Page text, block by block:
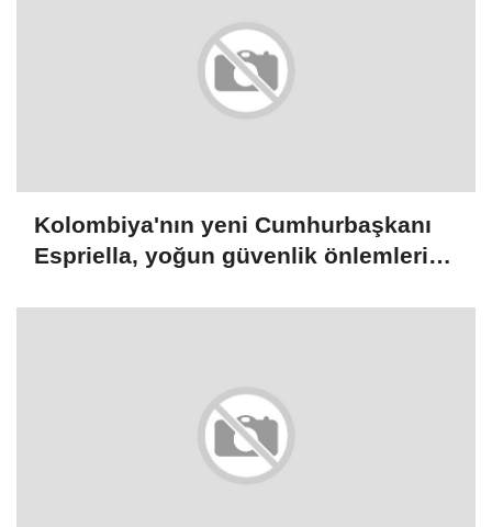
Kolombiya'nın yeni Cumhurbaşkanı
Espriella, yoğun güvenlik önlemleri